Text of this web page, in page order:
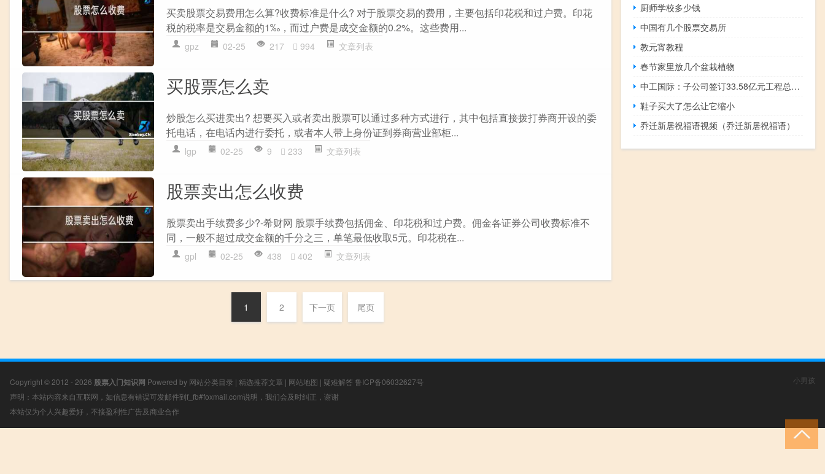
买卖股票交易费用怎么算?收费标准是什么? 对于股票交易的费用，主要包括印花税和过户费。印花
税的税率是交易金额的1‰，而过户费是成交金额的0.2%。这些费用...
gpz 02-25 217 994 文章列表
买股票怎么卖
炒股怎么买进卖出? 想要买入或者卖出股票可以通过多种方式进行，其中包括直接拨打券商开设的委
托电话，在电话内进行委托，或者本人带上身份证到券商营业部柜...
lgp 02-25 9 233 文章列表
股票卖出怎么收费
股票卖出手续费多少?-希财网 股票手续费包括佣金、印花税和过户费。佣金各证券公司收费标准不
同，一般不超过成交金额的千分之三，单笔最低收取5元。印花税在...
gpl 02-25 438 402 文章列表
1 2 下一页 尾页
厨师学校多少钱
中国有几个股票交易所
教元宵教程
春节家里放几个盆栽植物
中工国际：子公司签订33.58亿元工程总承包合同
鞋子买大了怎么让它缩小
乔迁新居祝福语视频（乔迁新居祝福语）
Copyright © 2012 - 2026 股票入门知识网 Powered by 网站分类目录 | 精选推荐文章 | 网站地图 | 疑难解答 鲁ICP备06032627号
声明：本站内容来自互联网，如信息有错误可发邮件到f_fb#foxmail.com说明，我们会及时纠正，谢谢
本站仅为个人兴趣爱好，不接盈利性广告及商业合作
小男孩